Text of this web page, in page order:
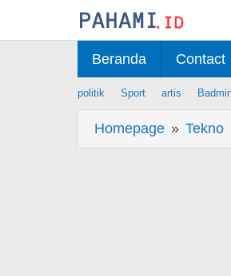
Beranda Contact
politik Sport artis
Homepage » Tekno